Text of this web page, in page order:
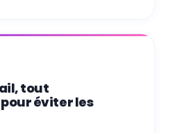
tout
éviter les